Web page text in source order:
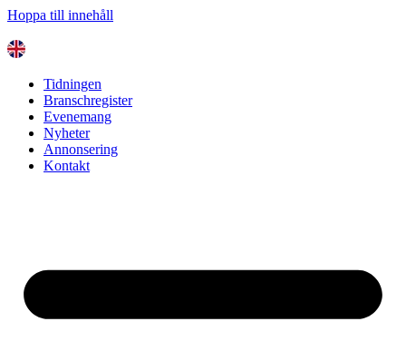
Hoppa till innehåll
Tidningen
Branschregister
Evenemang
Nyheter
Annonsering
Kontakt